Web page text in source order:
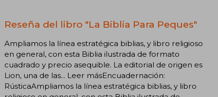
Reseña del libro "La Biblia Para Peques"
Ampliamos la línea estratégica biblias, y libro religioso
en general, con esta Biblia ilustrada de formato
cuadrado y precio asequible. La editorial de origen es
Lion, una de las... Leer másEncuadernación:
RústicaAmpliamos la línea estratégica biblias, y libro